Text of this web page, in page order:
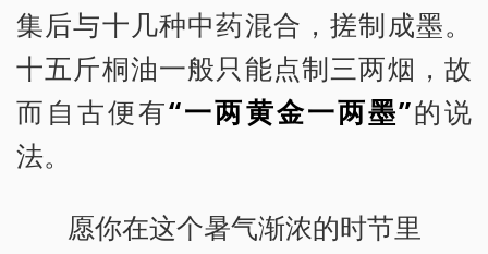
集后与十几种中药混合，搓制成墨。
十五斤桐油一般只能点制三两烟，故
而自古便有“一两黄金一两墨”的说
法。
愿你在这个暑气渐浓的时节里